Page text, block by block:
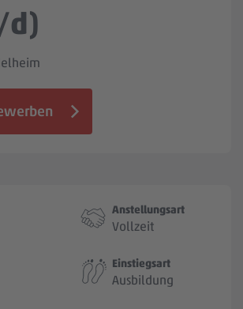
Anstellungsart
Vollzeit
Einstiegsart
Ausbildung